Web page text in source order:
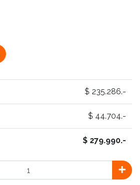
$ 235.286.-
$ 44.704.-
$ 279.990.-